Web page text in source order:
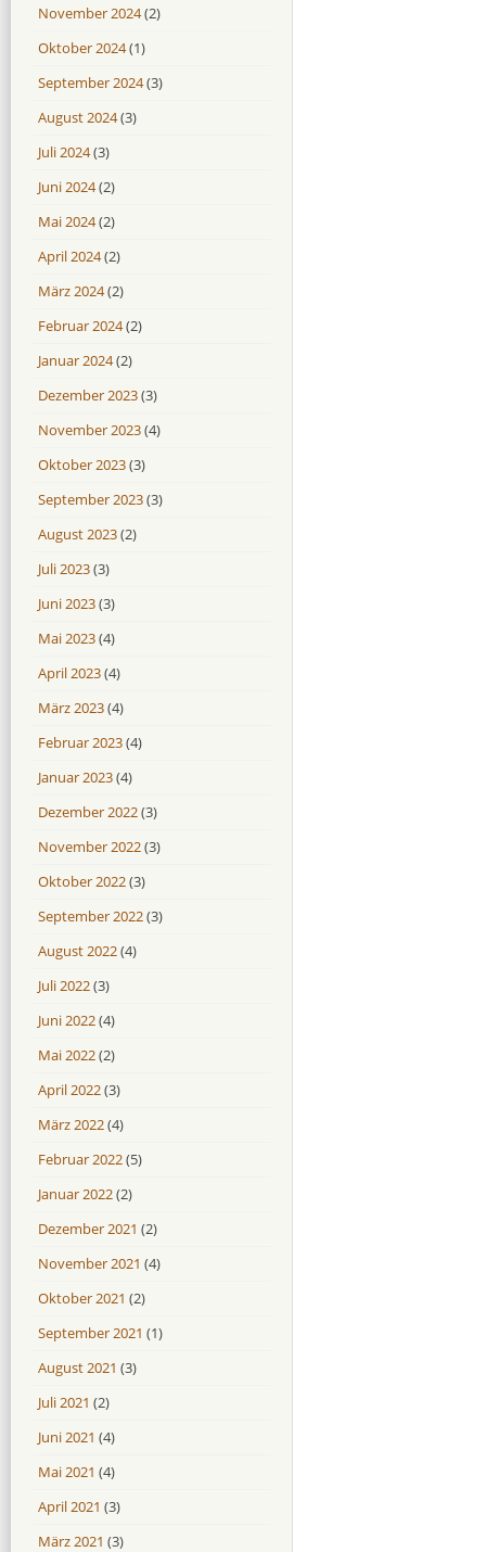
November 2024(2)
Oktober 2024(1)
September 2024(3)
August 2024(3)
Juli 2024(3)
Juni 2024(2)
Mai 2024(2)
April 2024(2)
März 2024(2)
Februar 2024(2)
Januar 2024(2)
Dezember 2023(3)
November 2023(4)
Oktober 2023(3)
September 2023(3)
August 2023(2)
Juli 2023(3)
Juni 2023(3)
Mai 2023(4)
April 2023(4)
März 2023(4)
Februar 2023(4)
Januar 2023(4)
Dezember 2022(3)
November 2022(3)
Oktober 2022(3)
September 2022(3)
August 2022(4)
Juli 2022(3)
Juni 2022(4)
Mai 2022(2)
April 2022(3)
März 2022(4)
Februar 2022(5)
Januar 2022(2)
Dezember 2021 (2)
November 2021 (4)
Oktober 2021 (2)
September 2021 (1)
August 2021 (3)
Juli 2021 (2)
Juni 2021 (4)
Mai 2021 (4)
April 2021 (3)
März 2021 (3)